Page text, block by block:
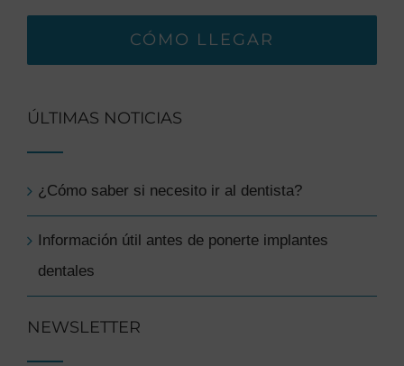
CÓMO LLEGAR
ÚLTIMAS NOTICIAS
¿Cómo saber si necesito ir al dentista?
Información útil antes de ponerte implantes
dentales
NEWSLETTER